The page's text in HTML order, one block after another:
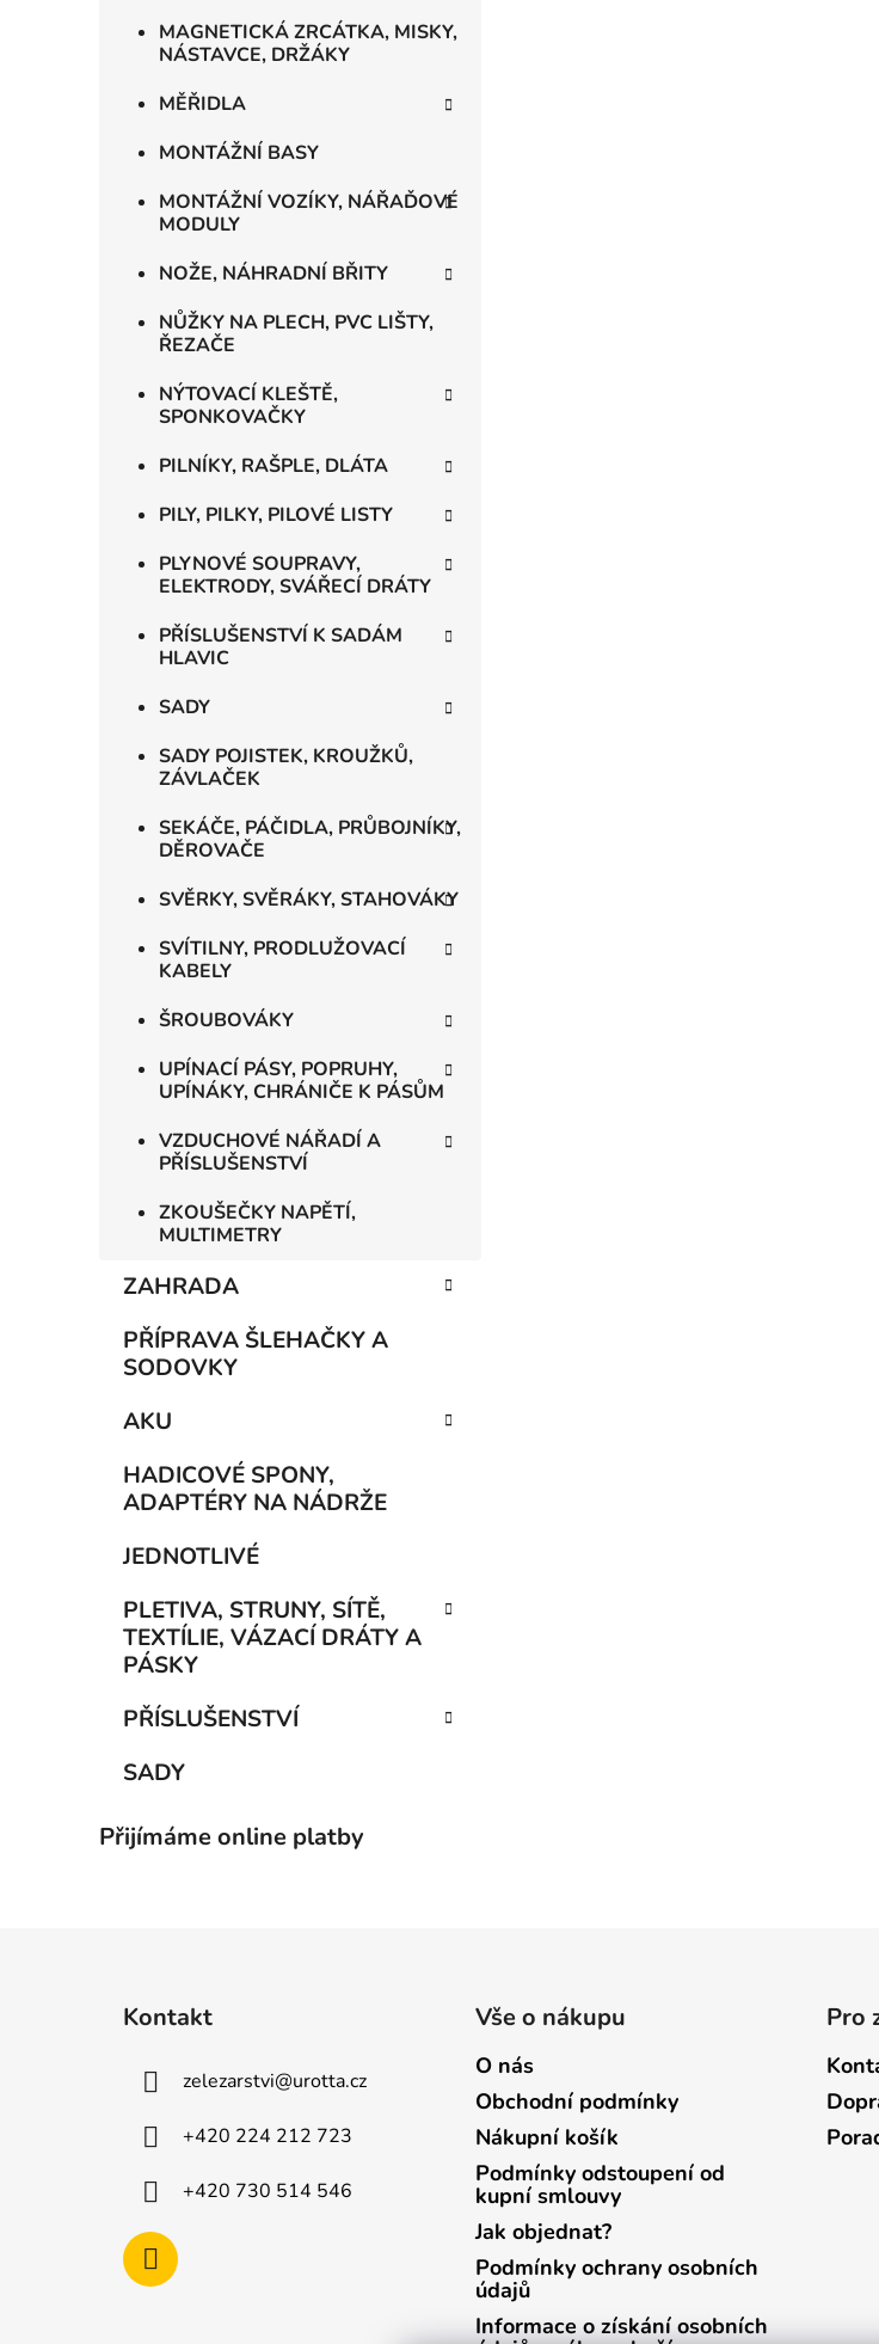
MAGNETICKÁ ZRCÁTKA, MISKY,
NÁSTAVCE, DRŽÁKY
MĚŘIDLA
MONTÁŽNÍ BASY
MONTÁŽNÍ VOZÍKY, NÁŘAĎOVÉ
MODULY
NOŽE, NÁHRADNÍ BŘITY
NŮŽKY NA PLECH, PVC LIŠTY,
ŘEZAČE
NÝTOVACÍ KLEŠTĚ,
SPONKOVAČKY
PILNÍKY, RAŠPLE, DLÁTA
PILY, PILKY, PILOVÉ LISTY
PLYNOVÉ SOUPRAVY,
ELEKTRODY, SVÁŘECÍ DRÁTY
PŘÍSLUŠENSTVÍ K SADÁM
HLAVIC
SADY
SADY POJISTEK, KROUŽKŮ,
ZÁVLAČEK
SEKÁČE, PÁČIDLA, PRŮBOJNÍKY,
DĚROVAČE
SVĚRKY, SVĚRÁKY, STAHOVÁKY
SVÍTILNY, PRODLUŽOVACÍ
KABELY
ŠROUBOVÁKY
UPÍNACÍ PÁSY, POPRUHY,
UPÍNÁKY, CHRÁNIČE K PÁSŮM
VZDUCHOVÉ NÁŘADÍ A
PŘÍSLUŠENSTVÍ
ZKOUŠEČKY NAPĚTÍ,
MULTIMETRY
ZAHRADA
PŘÍPRAVA ŠLEHAČKY A
SODOVKY
AKU
HADICOVÉ SPONY,
ADAPTÉRY NA NÁDRŽE
JEDNOTLIVÉ
PLETIVA, STRUNY, SÍTĚ,
TEXTÍLIE, VÁZACÍ DRÁTY A
PÁSKY
PŘÍSLUŠENSTVÍ
SADY
Přijímáme online platby
Kontakt
zelezarstvi@urotta.cz
+420 224 212 723
+420 730 514 546
Vše o nákupu
O nás
Obchodní podmínky
Nákupní košík
Podmínky odstoupení od
kupní smlouvy
Jak objednat?
Podmínky ochrany osobních
údajů
Informace o získání osobních
Pro